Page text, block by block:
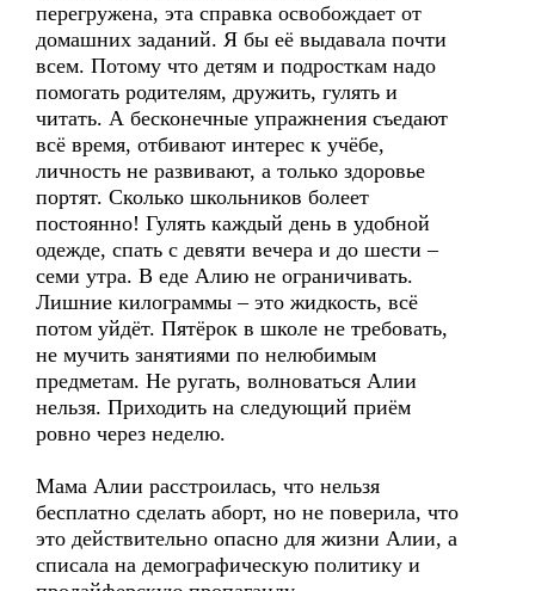
перегружена, эта справка освобождает от
домашних заданий. Я бы её выдавала почти
всем. Потому что детям и подросткам надо
помогать родителям, дружить, гулять и
читать. А бесконечные упражнения съедают
всё время, отбивают интерес к учёбе,
личность не развивают, а только здоровье
портят. Сколько школьников болеет
постоянно! Гулять каждый день в удобной
одежде, спать с девяти вечера и до шести –
семи утра. В еде Алию не ограничивать.
Лишние килограммы – это жидкость, всё
потом уйдёт. Пятёрок в школе не требовать,
не мучить занятиями по нелюбимым
предметам. Не ругать, волноваться Алии
нельзя. Приходить на следующий приём
ровно через неделю.
Мама Алии расстроилась, что нельзя
бесплатно сделать аборт, но не поверила, что
это действительно опасно для жизни Алии, а
списала на демографическую политику и